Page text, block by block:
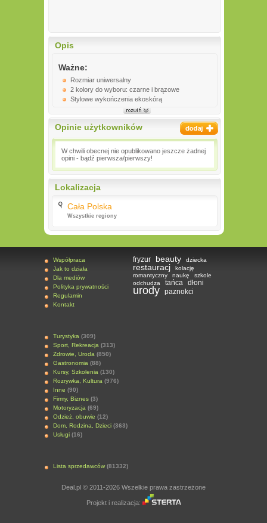
Opis
Ważne:
Rozmiar uniwersalny
2 kolory do wyboru: czarne i brązowe
Stylowe wykończenia ekoskórą
Opinie użytkowników
W chwili obecnej nie opublikowano jeszcze żadnej
opini - bądź pierwsza/pierwszy!
Lokalizacja
Cała Polska
Wszystkie regiony
Współpraca
Jak to działa
Dla mediów
Polityka prywatności
Regulamin
Kontakt
Turystyka (309)
Sport, Rekreacja (313)
Zdrowie, Uroda (850)
Gastronomia (88)
Kursy, Szkolenia (130)
Rozrywka, Kultura (976)
Inne (90)
Firmy, Biznes (3)
Motoryzacja (69)
Odzież, obuwie (12)
Dom, Rodzina, Dzieci (363)
Usługi (16)
Lista sprzedawców (81332)
fryzur beauty dziecka
restauracj
kolację
romantyczny
naukę
szkole
odchudza
tańca dłoni
urody paznokci
Deal.pl © 2011-2026 Wszelkie prawa zastrzeżone
Projekt i realizacja: